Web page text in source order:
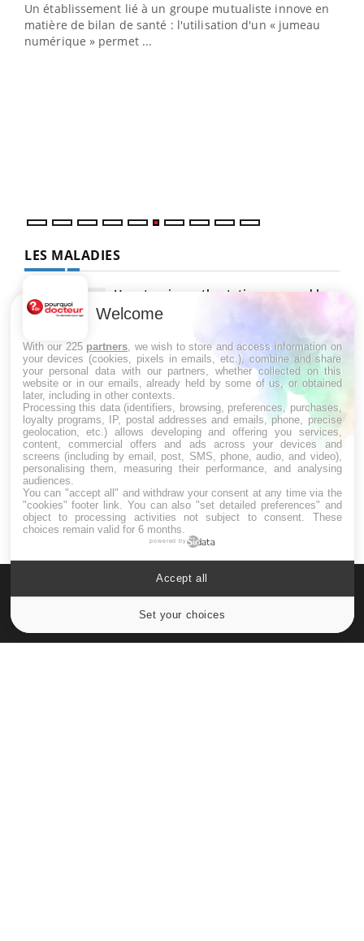
Un établissement lié à un groupe mutualiste innove en
matière de bilan de santé : l'utilisation d'un « jumeau
numérique » permet ...
LES MALADIES
Hypotension orthostatique : quand la
pression artérielle chute au lever
Drépanocytose : une déformation des
globules rouges aux conséquences
graves
Maladie de Charcot (Sclérose latérale
amyotrophique)
Welcome
With our 225 partners , we wish to store and access information on
your devices (cookies, pixels in emails, etc.), combine and share
your personal data with our partners, whether collected on this
website or in our emails, already held by some of us, or obtained
later, including in other contexts.
Processing this data (identifiers, browsing, preferences, purchases,
loyalty programs, IP, postal addresses and emails, phone, precise
geolocation, etc.) allows developing and offering you services,
content, commercial offers and ads across your devices and
screens (including by email, post, SMS, phone, audio, and video),
personalising them, measuring their performance, and analysing
audiences.
You can "accept all" and withdraw your consent at any time via the
"cookies" footer link . You can also "set detailed preferences" and
object to processing activities not subject to consent. These
choices remain valid for 6 months.
powered by
Set your choices
Accept all